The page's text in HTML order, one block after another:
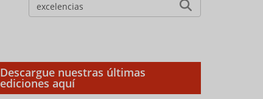
Descargue nuestras últimas
ediciones aquí